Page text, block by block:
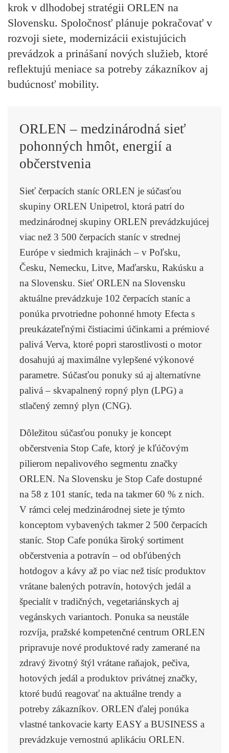
krok v dlhodobej stratégii ORLEN na
Slovensku. Spoločnosť plánuje pokračovať v
rozvoji siete, modernizácii existujúcich
prevádzok a prinášaní nových služieb, ktoré
reflektujú meniace sa potreby zákazníkov aj
budúcnosť mobility.
ORLEN – medzinárodná sieť
pohonných hmôt, energií a
občerstvenia
Sieť čerpacích staníc ORLEN je súčasťou
skupiny ORLEN Unipetrol, ktorá patrí do
medzinárodnej skupiny ORLEN prevádzkujúcej
viac než 3 500 čerpacích staníc v strednej
Európe v siedmich krajinách – v Poľsku,
Česku, Nemecku, Litve, Maďarsku, Rakúsku a
na Slovensku. Sieť ORLEN na Slovensku
aktuálne prevádzkuje 102 čerpacích staníc a
ponúka prvotriedne pohonné hmoty Efecta s
preukázateľnými čistiacimi účinkami a prémiové
palivá Verva, ktoré popri starostlivosti o motor
dosahujú aj maximálne vylepšené výkonové
parametre. Súčasťou ponuky sú aj alternatívne
palivá – skvapalnený ropný plyn (LPG) a
stlačený zemný plyn (CNG).
Dôležitou súčasťou ponuky je koncept
občerstvenia Stop Cafe, ktorý je kľúčovým
pilierom nepalivového segmentu značky
ORLEN. Na Slovensku je Stop Cafe dostupné
na 58 z 101 staníc, teda na takmer 60 % z nich.
V rámci celej medzinárodnej siete je týmto
konceptom vybavených takmer 2 500 čerpacích
staníc. Stop Cafe ponúka široký sortiment
občerstvenia a potravín – od obľúbených
hotdogov a kávy až po viac než tisíc produktov
vrátane balených potravín, hotových jedál a
špecialít v tradičných, vegetariánskych aj
vegánskych variantoch. Ponuka sa neustále
rozvíja, pražské kompetenčné centrum ORLEN
pripravuje nové produktové rady zamerané na
zdravý životný štýl vrátane raňajok, pečiva,
hotových jedál a produktov privátnej značky,
ktoré budú reagovať na aktuálne trendy a
potreby zákazníkov. ORLENďalej ponúka
vlastnétankovacie karty EASY a BUSINESS a
prevádzkuje vernostnú aplikáciu ORLEN.